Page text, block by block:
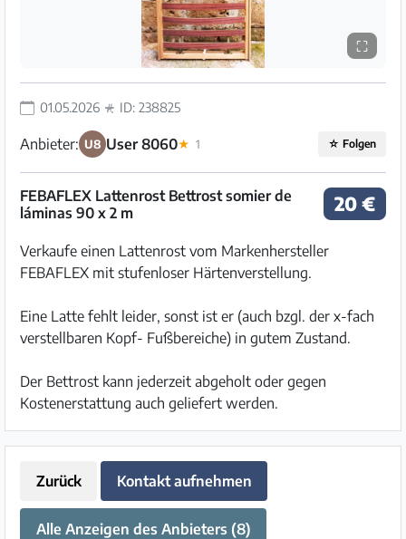
⛶
01.05.2026 ID: 238825
Anbieter: U8 User 8060★ 1 ☆ Folgen
20 €
FEBAFLEX Lattenrost Bettrost somier de
láminas 90 x 2 m
Verkaufe einen Lattenrost vom Markenhersteller
FEBAFLEX mit stufenloser Härtenverstellung.
Eine Latte fehlt leider, sonst ist er (auch bzgl. der x-fach
verstellbaren Kopf- Fußbereiche) in gutem Zustand.
Der Bettrost kann jederzeit abgeholt oder gegen
Kostenerstattung auch geliefert werden.
Zurück Kontakt aufnehmen
Alle Anzeigen des Anbieters (8)